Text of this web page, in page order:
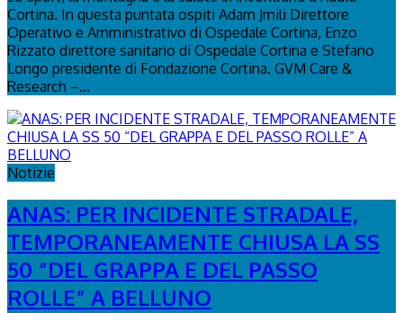
Cortina. In questa puntata ospiti Adam Jmili Direttore
Operativo e Amministrativo di Ospedale Cortina, Enzo
Rizzato direttore sanitario di Ospedale Cortina e Stefano
Longo presidente di Fondazione Cortina. GVM Care &
Research –...
Notizie
ANAS: PER INCIDENTE STRADALE,
TEMPORANEAMENTE CHIUSA LA SS
50 “DEL GRAPPA E DEL PASSO
ROLLE” A BELLUNO